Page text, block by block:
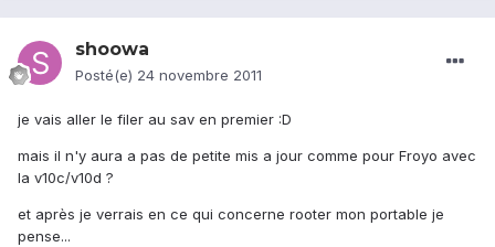
shoowa
Posté(e) 24 novembre 2011
je vais aller le filer au sav en premier :D
mais il n'y aura a pas de petite mis a jour comme pour Froyo avec
la v10c/v10d ?
et après je verrais en ce qui concerne rooter mon portable je
pense...